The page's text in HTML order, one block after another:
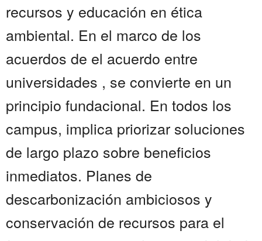
recursos y educación en ética
ambiental. En el marco de los
acuerdos de el acuerdo entre
universidades , se convierte en un
principio fundacional. En todos los
campus, implica priorizar soluciones
de largo plazo sobre beneficios
inmediatos. Planes de
descarbonización ambiciosos y
conservación de recursos para el